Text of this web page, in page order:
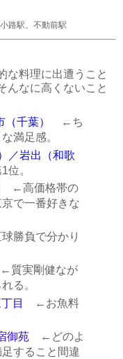
路駅 不動前駅
な料理に出遭うこと
んなに高くないこと
千葉）
←ち
満足感。
／岩出（和歌
。
←高価格帯の
で一番好きな
勝負で分かり
実剛健なが
る。
目
←お魚料
御苑←どのよ
すること間違